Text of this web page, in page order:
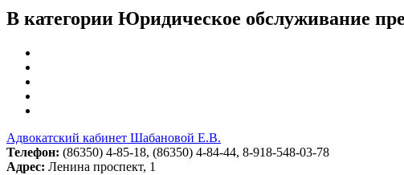
В категории Юридическое обслуживание
Адвокатский кабинет Шабановой Е.В.
Телефон: (86350) 4-85-18, (86350) 4-84-44, 8-918-548-03-78
Адрес: Ленина проспект, 1